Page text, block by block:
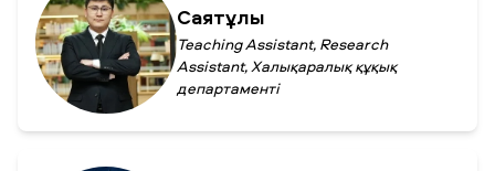
Саятұлы
Teaching Assistant, Research
Assistant, Халықаралық құқық
департаменті